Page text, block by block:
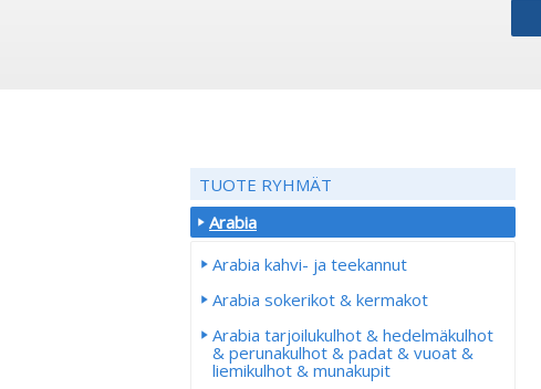
TUOTE RYHMÄT
Arabia
Arabia kahvi- ja teekannut
Arabia sokerikot & kermakot
Arabia tarjoilukulhot & hedelmäkulhot
& perunakulhot & padat & vuoat &
liemikulhot & munakupit